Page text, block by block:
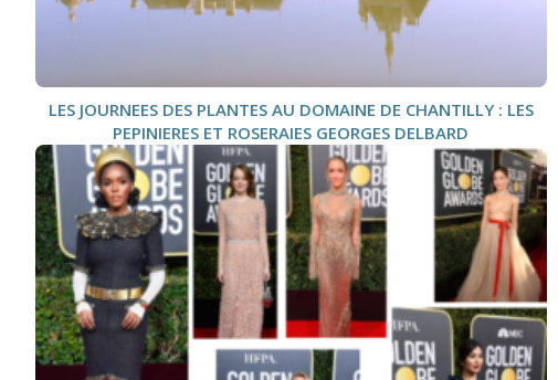
LES JOURNEES DES PLANTES AU DOMAINE DE CHANTILLY : LES
PEPINIERES ET ROSERAIES GEORGES DELBARD